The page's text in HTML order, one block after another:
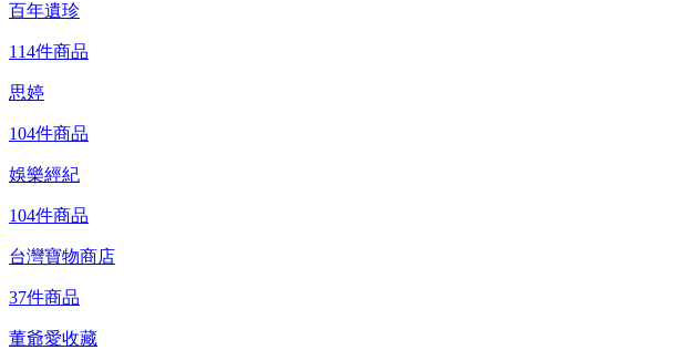
百年遺珍
114件商品
思婷
104件商品
娛樂經紀
104件商品
台灣寶物商店
37件商品
董爺愛收藏